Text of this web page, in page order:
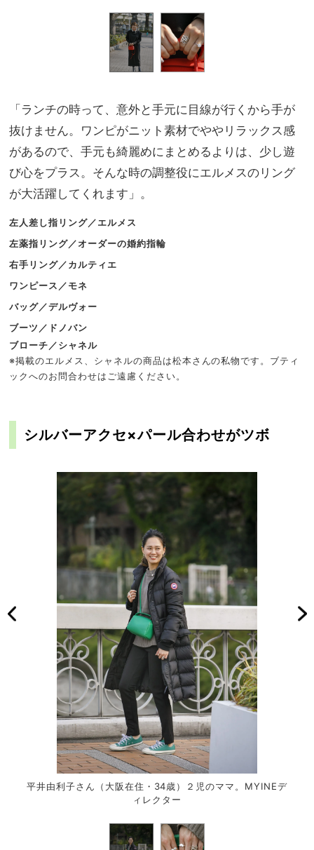
「ランチの時って、意外と手元に目線が行くから手が
抜けません。ワンピがニット素材でややリラックス感
があるので、手元も綺麗めにまとめるよりは、少し遊
び心をプラス。そんな時の調整役にエルメスのリング
が大活躍してくれます」。
左人差し指リング／エルメス
左薬指リング／オーダーの婚約指輪
右手リング／カルティエ
ワンピース／モネ
バッグ／デルヴォー
ブーツ／ドノバン
ブローチ／シャネル
※掲載のエルメス、シャネルの商品は松本さんの私物です。ブティ
ックへのお問合わせはご遠慮ください。
シルバーアクセ×パール合わせがツボ
平井由利子さん（大阪在住・34歳）２児のママ。MYINEデ
ィレクター